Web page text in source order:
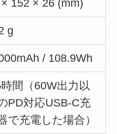
152 × 26 (mm)
g
/ 108.9Wh
間（60W出力以
PD対応USB-C充
で充電した場合）